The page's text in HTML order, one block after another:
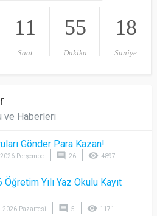
11
Saat
55
Dakika
18
Saniye
ve Haberleri
Gönder Para Kazan!
Perşembe comment 26 visibility 4897
Yılı Yaz Okulu Kayıt
Pazartesi comment 5 visibility 1171